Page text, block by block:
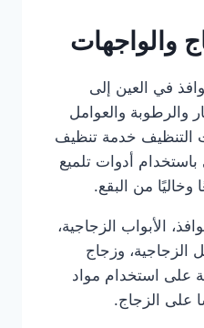
والواجهات
في العين إلى
والرطوبة والعوامل
التنظيف خدمة تنظيف
أدوات تلميع
وخاليًا من البقع.
الأبواب الزجاجية،
الزجاجية، وزجاج
على استخدام مواد
على الزجاج.